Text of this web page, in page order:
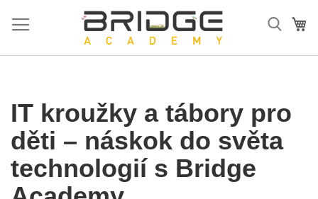
na
IT kroužky a tábory pro
děti – náskok do světa
technologií s Bridge